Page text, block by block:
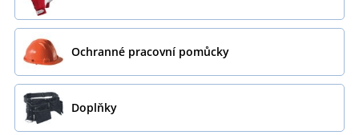
Ochranné pracovní pomůcky
Doplňky